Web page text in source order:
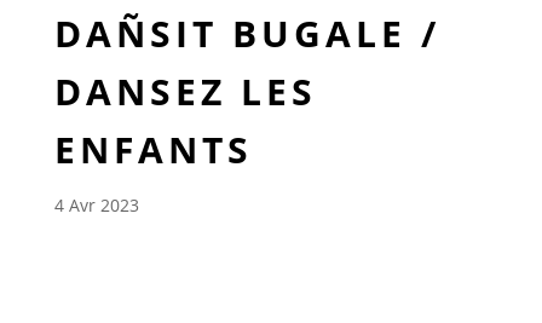
DAÑSIT BUGALE /
DANSEZ LES
ENFANTS
4 Avr 2023